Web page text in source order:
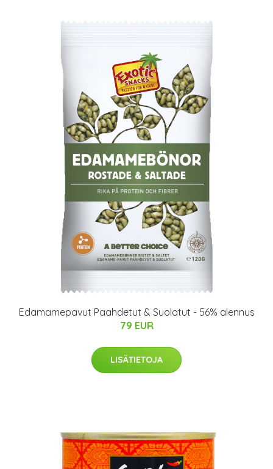
Edamamepavut Paahdetut & Suolatut - 56% alennus
79 EUR
LISÄTIETOJA